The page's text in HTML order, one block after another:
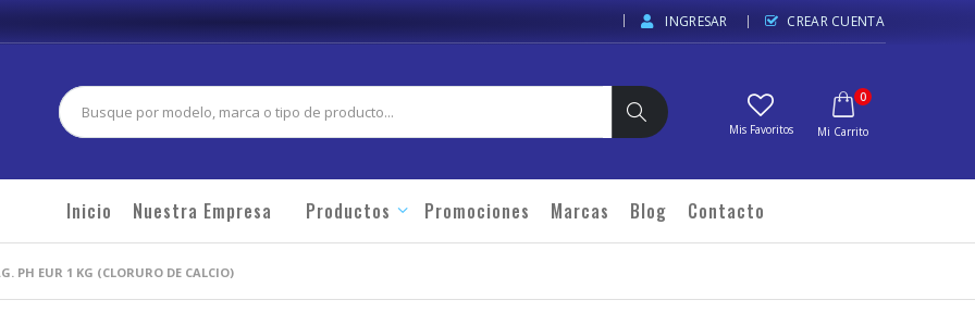
INGRESAR CREAR CUENTA
Carrito
0elementos
Buscar
Inicio Nuestra Empresa Productos Promociones Marcas Blog Contacto
PH EUR 1 KG (CLORURO DE CALCIO)